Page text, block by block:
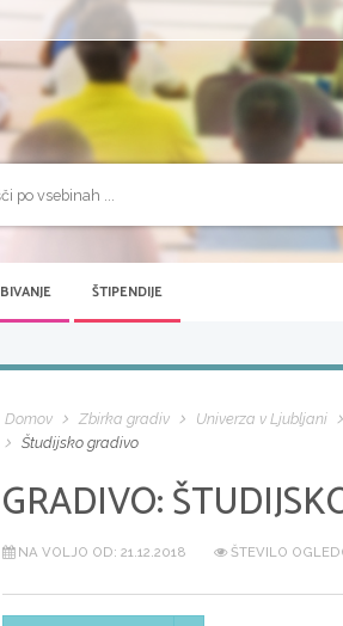
BIVANJE ŠTIPENDIJE
Domov Zbirka gradiv Univerza v Ljubljani
Študijsko gradivo
GRADIVO:
NA VOLJO OD: 21.12.2018 ŠTEVILO